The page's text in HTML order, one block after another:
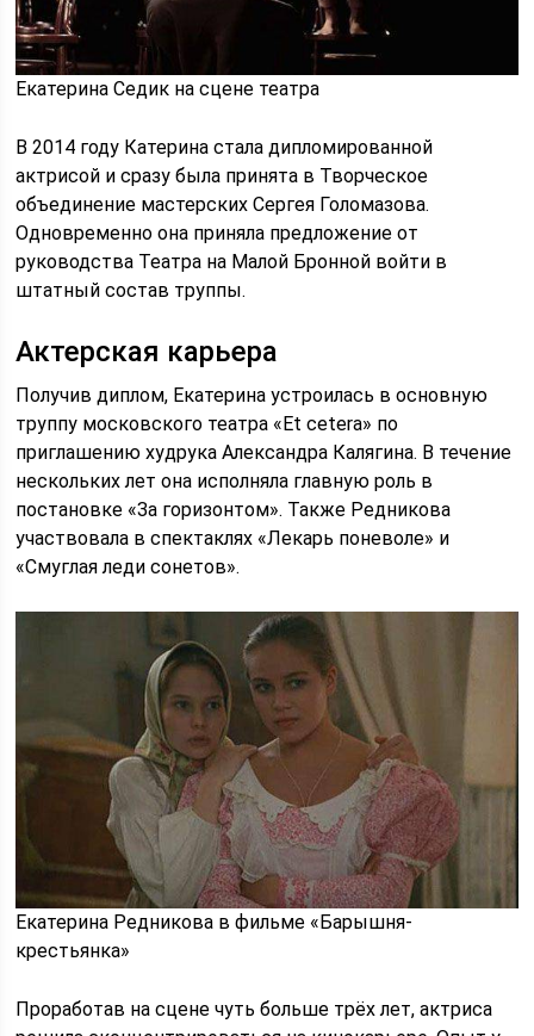
Екатерина Седик на сцене театра
В 2014 году Катерина стала дипломированной
актрисой и сразу была принята в Творческое
объединение мастерских Сергея Голомазова.
Одновременно она приняла предложение от
руководства Театра на Малой Бронной войти в
штатный состав труппы.
Актерская карьера
Получив диплом, Екатерина устроилась в основную
труппу московского театра «Et cetera» по
приглашению худрука Александра Калягина. В течение
нескольких лет она исполняла главную роль в
постановке «За горизонтом». Также Редникова
участвовала в спектаклях «Лекарь поневоле» и
«Смуглая леди сонетов».
Екатерина Редникова в фильме «Барышня-
крестьянка»
Проработав на сцене чуть больше трёх лет, актриса